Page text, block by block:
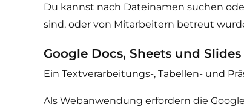
Du kannst nach Dateinamen suchen
sind, oder von Mitarbeitern betreut
Google Docs, Sheets und Slides
Ein Textverarbeitungs-, Tabellen- und
Als Webanwendung erfordern die